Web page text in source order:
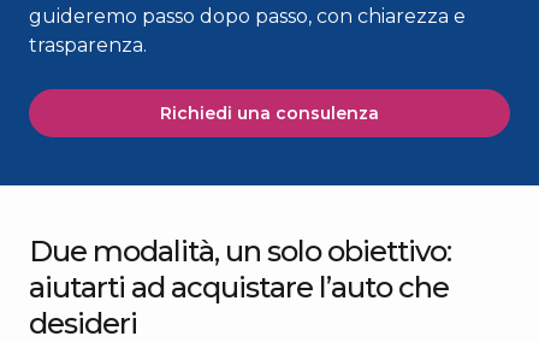
guideremo passo dopo passo, con chiarezza e
trasparenza.
Richiedi una consulenza
Due modalità, un solo obiettivo:
aiutarti ad acquistare l’auto che
desideri